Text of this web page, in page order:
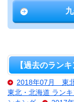
【過去のラン
2018年07月 東
東北・北海道 ラン